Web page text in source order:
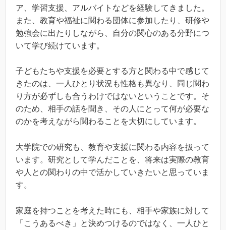
ア、学習支援、アルバイトなどを経験してきました。
また、教育や福祉に関わる団体に参加したり、研修や
勉強会に出たりしながら、自分の関心のある分野につ
いて学び続けています。
子どもたちや支援を必要とする方と関わる中で感じて
きたのは、一人ひとり状況も性格も異なり、同じ関わ
り方が必ずしも合うわけではないということです。そ
のため、相手の話を聞き、その人にとって何が必要な
のかを考えながら関わることを大切にしています。
大学院での研究も、教育や支援に関わる内容を扱って
います。研究として学んだことを、将来は実際の教育
や人との関わりの中で活かしていきたいと思っていま
す。
家庭を持つことを考えた時にも、相手や家族に対して
「こうあるべき」と決めつけるのではなく、一人ひと